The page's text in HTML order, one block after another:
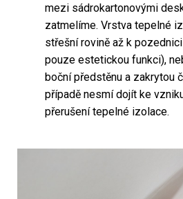
mezi sádrokartonovými
zatmelíme. Vrstva tepelné
střešní rovině až k
pouze estetickou funkci),
boční předstěnu a zakrytou
případě nesmí dojít ke
přerušení tepelné izolace.